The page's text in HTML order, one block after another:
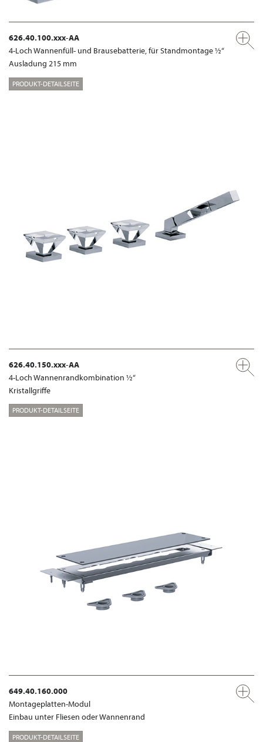
626.40.100.xxx-AA
4-Loch Wannenfüll- und Brausebatterie, für Standmontage ½“
Ausladung 215 mm
PRODUKT-DETAILSEITE
626.40.150.xxx-AA
4-Loch Wannenrandkombination ½“
Kristallgriffe
PRODUKT-DETAILSEITE
649.40.160.000
Montageplatten-Modul
Einbau unter Fliesen oder Wannenrand
PRODUKT-DETAILSEITE